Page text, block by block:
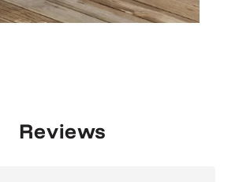
Reviews